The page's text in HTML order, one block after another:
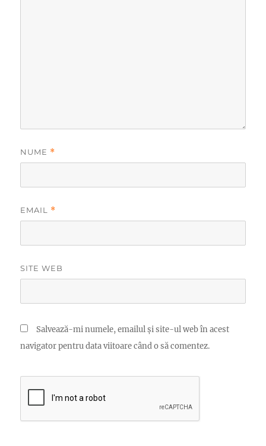
NUME *
EMAIL *
SITE WEB
Salvează-mi numele, emailul și site-ul web în acest
navigator pentru data viitoare când o să comentez.